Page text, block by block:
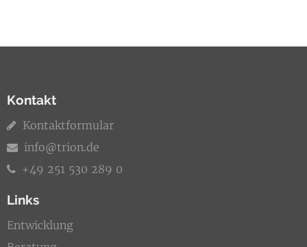
Kontakt
Kontaktformular
info@trion.de
+49 251 530 289 0
Links
Entwicklung